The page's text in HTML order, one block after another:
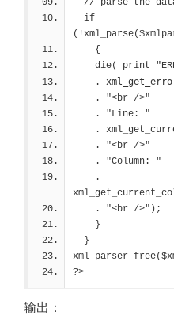
// parse the
    {
die( print
    .
    . "<br />"
    . "Line: "
.
    . "<br />"
    . "Column: "
    . "<br />");
    }
  }
?>
输出：